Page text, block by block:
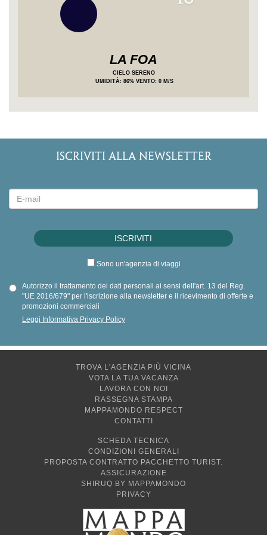
LA FOA
CIELO SERENO
UMIDITÀ: 86% VENTO: 0 M/S
ISCRIVITI ALLA NEWSLETTER
Sono un'agenzia di viaggi
Autorizzo il trattamento dei dati personali ai sensi dell'art. 13 del Reg.
"UE 2016/679" per l'iscrizione alla newsletter e il ricevimento di offerte e
promozioni commerciali
Leggi Informativa Privacy Policy
TROVA L'AGENZIA PIÙ VICINA
VOTA LA TUA VACANZA
LAVORA CON NOI
RASSEGNA STAMPA
MAPPAMONDO RESPECT
CONTATTI
SCHEDA TECNICA
CONDIZIONI GENERALI
PROPOSTA CONTRATTO PACCHETTO TURIST.
ASSICURAZIONE
SHIRUQ BY MAPPAMONDO
PRIVACY